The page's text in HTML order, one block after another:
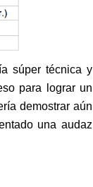
súper técnica y
para lograr un
demostrar aún
una audaz